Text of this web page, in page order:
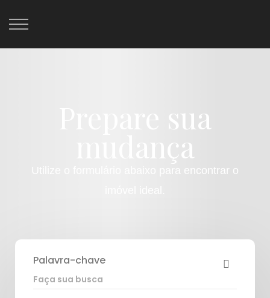
Prepare sua
mudança
Utilize o formulário abaixo para encontrar o
Palavra-chave